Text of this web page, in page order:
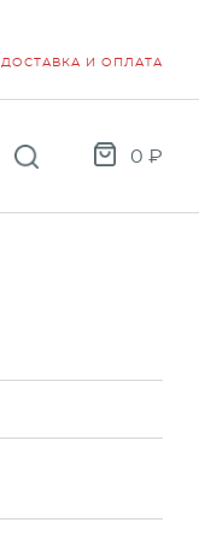
ДОСТАВКА И ОПЛАТА
0 ₽